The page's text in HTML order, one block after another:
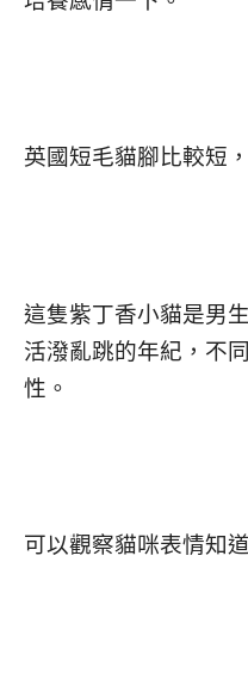
英國短毛貓腳比較短
這隻紫丁香小貓是男
活潑亂跳的年紀，不
性。
可以觀察貓咪表情知